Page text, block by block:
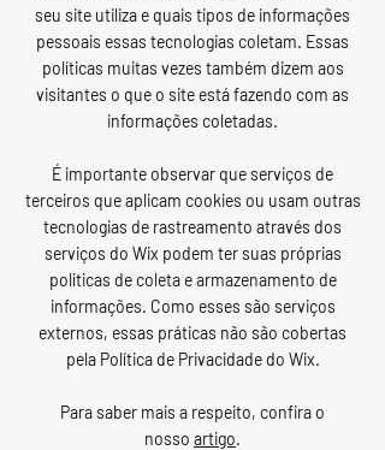
seu site utiliza e quais tipos de informações
pessoais essas tecnologias coletam. Essas
políticas muitas vezes também dizem aos
visitantes o que o site está fazendo com as
informações coletadas.
É importante observar que serviços de
terceiros que aplicam cookies ou usam outras
tecnologias de rastreamento através dos
serviços do Wix podem ter suas próprias
políticas de coleta e armazenamento de
informações. Como esses são serviços
externos, essas práticas não são cobertas
pela Política de Privacidade do Wix.
Para saber mais a respeito, confira o
nosso artigo.